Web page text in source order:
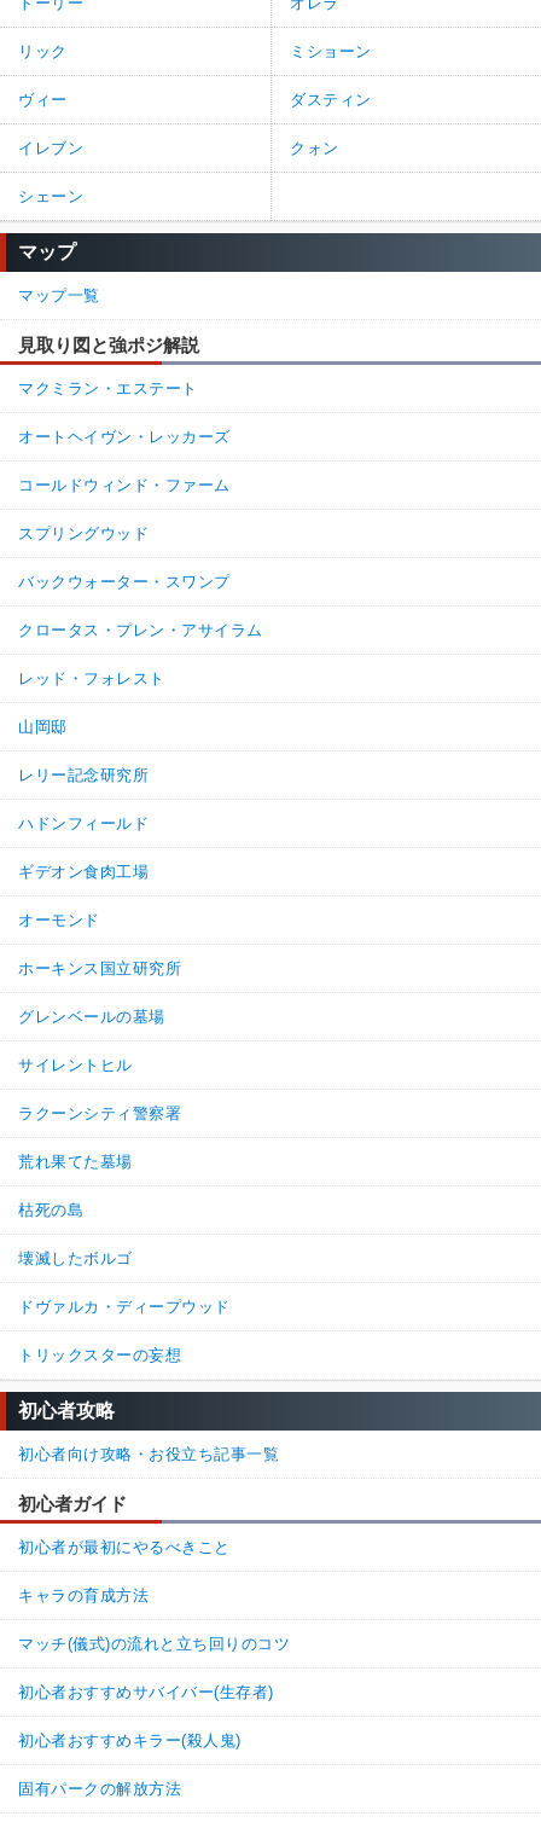
リック ミショーン
ヴィー ダスティン
イレブン クォン
シェーン
マップ
マップ一覧
見取り図と強ポジ解説
マクミラン・エステート
オートヘイヴン・レッカーズ
コールドウィンド・ファーム
スプリングウッド
バックウォーター・スワンプ
クロータス・プレン・アサイラム
レッド・フォレスト
山岡邸
レリー記念研究所
ハドンフィールド
ギデオン食肉工場
オーモンド
ホーキンス国立研究所
グレンベールの墓場
サイレントヒル
ラクーンシティ警察署
荒れ果てた墓場
枯死の島
壊滅したボルゴ
ドヴァルカ・ディープウッド
トリックスターの妄想
初心者攻略
初心者向け攻略・お役立ち記事一覧
初心者ガイド
初心者が最初にやるべきこと
キャラの育成方法
マッチ(儀式)の流れと立ち回りのコツ
初心者おすすめサバイバー(生存者)
初心者おすすめキラー(殺人鬼)
固有パークの解放方法